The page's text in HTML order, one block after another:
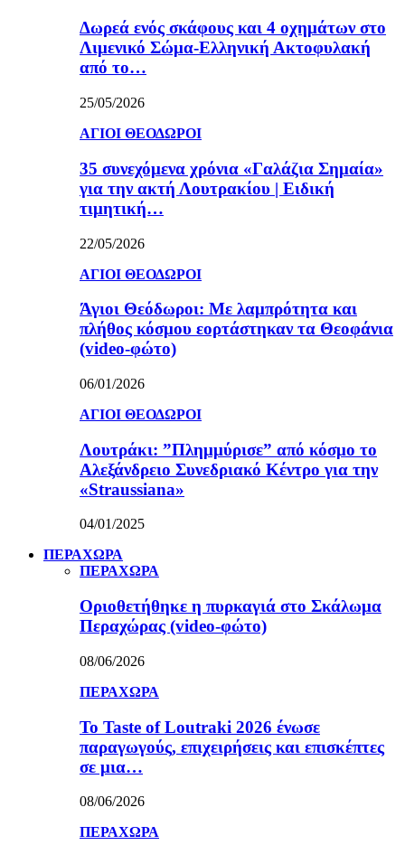
Δωρεά ενός σκάφους και 4 οχημάτων στο
Λιμενικό Σώμα-Ελληνική Ακτοφυλακή
από το…
25/05/2026
ΑΓΙΟΙ ΘΕΟΔΩΡΟΙ
35 συνεχόμενα χρόνια «Γαλάζια Σημαία»
για την ακτή Λουτρακίου | Ειδική
τιμητική…
22/05/2026
ΑΓΙΟΙ ΘΕΟΔΩΡΟΙ
Άγιοι Θεόδωροι: Με λαμπρότητα και
πλήθος κόσμου εορτάστηκαν τα Θεοφάνια
(video-φώτο)
06/01/2026
ΑΓΙΟΙ ΘΕΟΔΩΡΟΙ
Λουτράκι: ”Πλημμύρισε” από κόσμο το
Αλεξάνδρειο Συνεδριακό Κέντρο για την
«Straussiana»
04/01/2025
ΠΕΡΑΧΩΡΑ
ΠΕΡΑΧΩΡΑ
Οριοθετήθηκε η πυρκαγιά στο Σκάλωμα
Περαχώρας (video-φώτο)
08/06/2026
ΠΕΡΑΧΩΡΑ
Το Taste of Loutraki 2026 ένωσε
παραγωγούς, επιχειρήσεις και επισκέπτες
σε μια…
08/06/2026
ΠΕΡΑΧΩΡΑ